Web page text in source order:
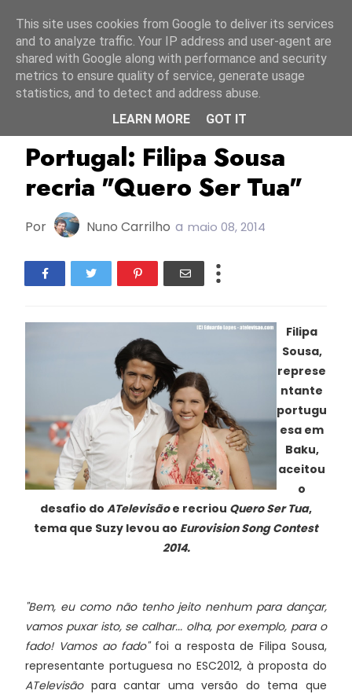
Filipa Sousa Portugal
Portugal: Filipa Sousa
recria "Quero Ser Tua"
Por Nuno Carrilho a maio 08, 2014
Filipa
Sousa,
represe
ntante
portugu
esa em
Baku,
aceitou
o
desafio do ATelevisãoe recriou Quero Ser Tua,
tema que Suzy levou ao Eurovision Song Contest
2014.
"Bem, eu como não tenho jeito nenhum para dançar,
vamos puxar isto, se calhar... olha, por exemplo, para o
fado! Vamos ao fado" foi a resposta de Filipa Sousa,
representante portuguesa no ESC2012, à proposta do
ATelevisão para cantar uma versão do tema que
This site uses cookies from Google to deliver its services
and to analyze traffic. Your IP address and user-agent are
shared with Google along with performance and security
metrics to ensure quality of service, generate usage
statistics, and to detect and address abuse.
LEARN MORE
GOT IT